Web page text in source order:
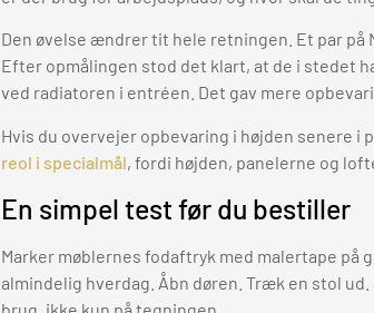
Den øvelse ændrer tit hele retningen. Et par
Efter opmålingen stod det klart, at de i stedet
ved radiatoren i entréen. Det gav mere
Hvis du overvejer opbevaring i højden senere i
reol i specialmål, fordi højden, panelerne og
En simpel test før du bestiller
Marker møblernes fodaftryk med malertape på
almindelig hverdag. Åbn døren. Træk en stol